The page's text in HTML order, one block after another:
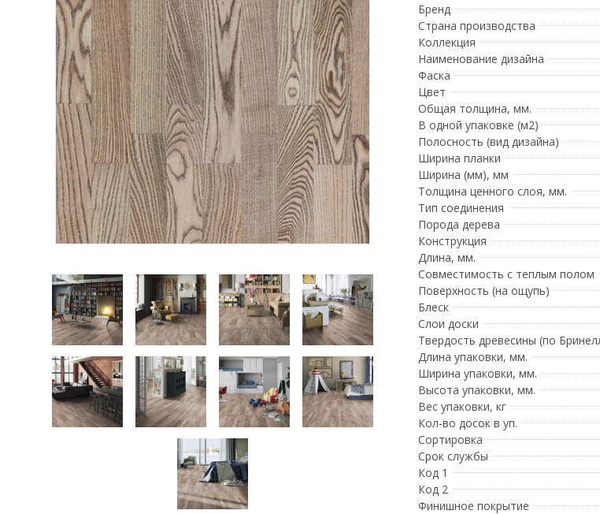
Бренд
Страна производства
Коллекция
Наименование дизайна
Фаска
Цвет
Общая толщина, мм.
В одной упаковке (м2)
Полосность (вид дизайна)
Ширина планки
Ширина (мм), мм
Толщина ценного слоя, мм.
Тип соединения
Порода дерева
Конструкция
Длина, мм.
Совместимость с теплым полом
Поверхность (на ощупь)
Блеск
Слои доски
Твердость древесины (по
Длина упаковки, мм.
Ширина упаковки, мм.
Высота упаковки, мм.
Вес упаковки, кг
Кол-во досок в уп.
Сортировка
Срок службы
Код 1
Код 2
Финишное покрытие